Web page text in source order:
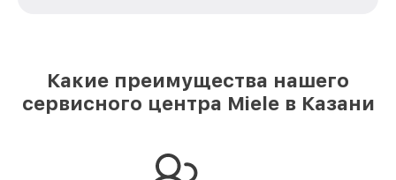
Какие преимущества нашего
сервисного центра Miele в Казани